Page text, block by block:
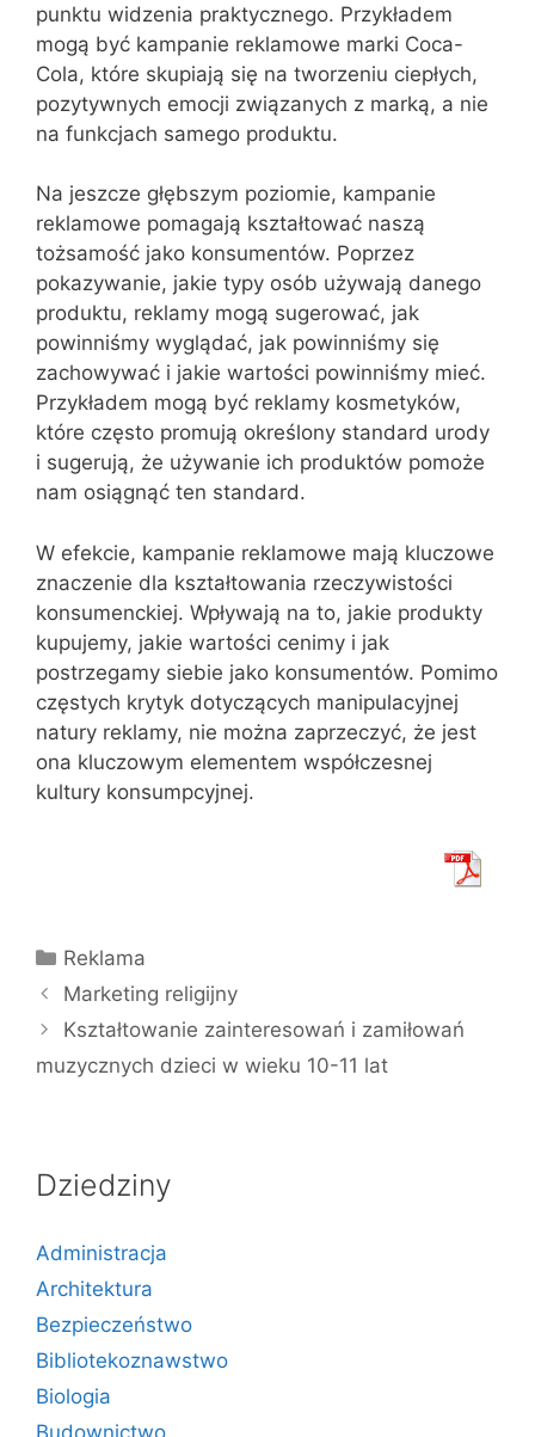
punktu widzenia praktycznego. Przykładem
mogą być kampanie reklamowe marki Coca-
Cola, które skupiają się na tworzeniu ciepłych,
pozytywnych emocji związanych z marką, a nie
na funkcjach samego produktu.
Na jeszcze głębszym poziomie, kampanie
reklamowe pomagają kształtować naszą
tożsamość jako konsumentów. Poprzez
pokazywanie, jakie typy osób używają danego
produktu, reklamy mogą sugerować, jak
powinniśmy wyglądać, jak powinniśmy się
zachowywać i jakie wartości powinniśmy mieć.
Przykładem mogą być reklamy kosmetyków,
które często promują określony standard urody
i sugerują, że używanie ich produktów pomoże
nam osiągnąć ten standard.
W efekcie, kampanie reklamowe mają kluczowe
znaczenie dla kształtowania rzeczywistości
konsumenckiej. Wpływają na to, jakie produkty
kupujemy, jakie wartości cenimy i jak
postrzegamy siebie jako konsumentów. Pomimo
częstych krytyk dotyczących manipulacyjnej
natury reklamy, nie można zaprzeczyć, że jest
ona kluczowym elementem współczesnej
kultury konsumpcyjnej.
Kategorie
Reklama
Marketing religijny
Kształtowanie zainteresowań i zamiłowań
muzycznych dzieci w wieku 10-11 lat
Dziedziny
Administracja
Architektura
Bezpieczeństwo
Bibliotekoznawstwo
Biologia
Budownictwo